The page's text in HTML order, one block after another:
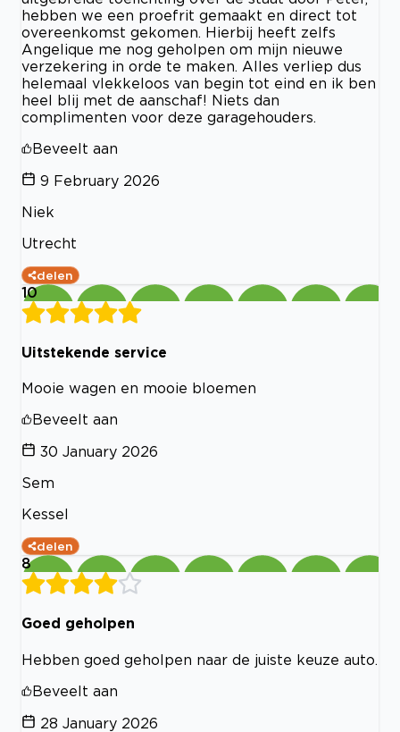
hebben we een proefrit gemaakt en direct tot
overeenkomst gekomen. Hierbij heeft zelfs
Angelique me nog geholpen om mijn nieuwe
verzekering in orde te maken. Alles verliep dus
helemaal vlekkeloos van begin tot eind en ik ben
heel blij met de aanschaf! Niets dan
complimenten voor deze garagehouders.
Beveelt aan
9 February 2026
Niek
Utrecht
delen
10
Uitstekende service
Mooie wagen en mooie bloemen
Beveelt aan
30 January 2026
Sem
Kessel
delen
8
Goed geholpen
Hebben goed geholpen naar de juiste keuze auto.
Beveelt aan
28 January 2026